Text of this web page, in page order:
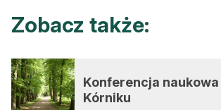
Zobacz także:
Konferencja naukowa
Kórniku